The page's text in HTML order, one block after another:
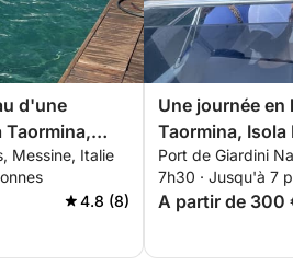
d'une
Taormina,
Messine, Italie
4.8 (8)
Une journée en
Taormina, Isola
Sant'Alessio
Port de Giardini
7h30 · Jusqu'à 7
A partir de 300